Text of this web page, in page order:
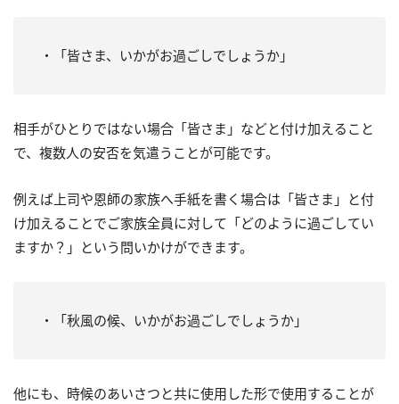
・「皆さま、いかがお過ごしでしょうか」
相手がひとりではない場合「皆さま」などと付け加えること
で、複数人の安否を気遣うことが可能です。
例えば上司や恩師の家族へ手紙を書く場合は「皆さま」と付
け加えることでご家族全員に対して「どのように過ごしてい
ますか？」という問いかけができます。
・「秋風の候、いかがお過ごしでしょうか」
他にも、時候のあいさつと共に使用した形で使用することが